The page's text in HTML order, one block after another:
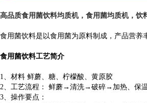
高品质食用菌饮料均质机，食用菌均质机，饮
食用菌饮料是以食用菌为原料制成，产品营
食用菌饮料工艺简介
1、材料 鲜蘑、糖、柠檬酸、黄原胶
2、工艺流程： 鲜蘑→清洗→破碎→加热、
3、操作要点：